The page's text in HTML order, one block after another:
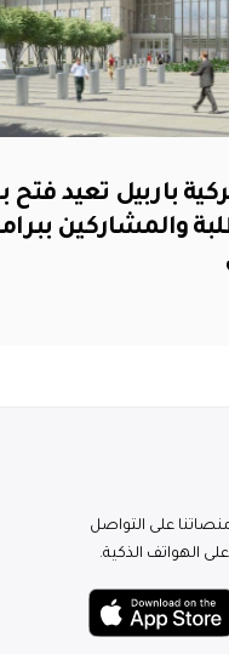
باربيل تعيد فتح
والمشاركين
على التواصل
الهواتف الذكية.